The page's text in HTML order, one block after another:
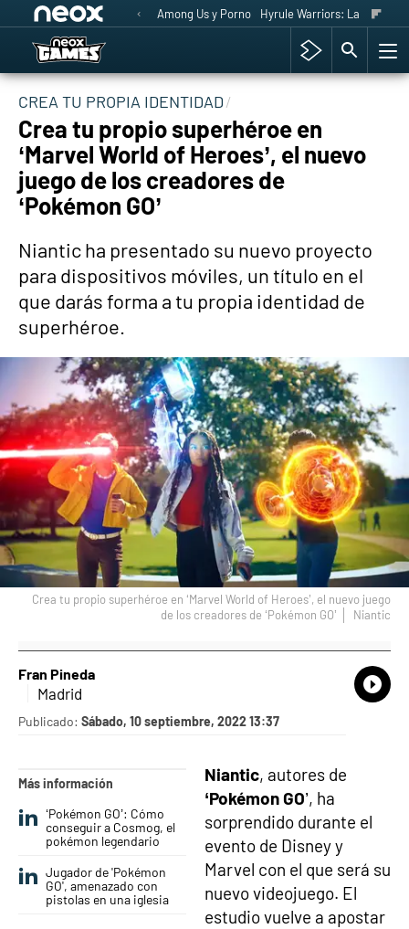
Among Us y Porno Hyrule Warriors: La Era del
CREA TU PROPIA IDENTIDAD
Crea tu propio superhéroe en
‘Marvel World of Heroes’, el nuevo
juego de los creadores de
‘Pokémon GO’
Niantic ha presentado su nuevo proyecto
para dispositivos móviles, un título en el
que darás forma a tu propia identidad de
superhéroe.
Crea tu propio superhéroe en ‘Marvel World of Heroes’, el nuevo juego
de los creadores de ‘Pokémon GO’
Niantic
Fran Pineda
Madrid
Publicado: Sábado, 10 septiembre, 2022 13:37
Más información
‘Pokémon GO’: Cómo
conseguir a Cosmog, el
pokémon legendario
Jugador de 'Pokémon
GO', amenazado con
pistolas en una iglesia
Niantic, autores de
‘Pokémon GO’, ha
sorprendido durante el
evento de Disney y
Marvel con el que será su
nuevo videojuego. El
estudio vuelve a apostar